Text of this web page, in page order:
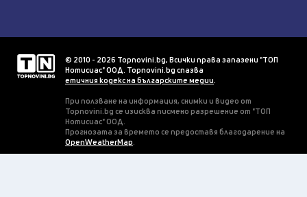
© 2010 - 2026 Topnovini.bg, Всички права запазени "ТОП
Нотисиас" ООД. Topnovini.bg спазва
етичния кодекс на българските медии.
При ползване на информация, снимки и видео от
Topnovini.bg се изисква писмено разрешение от "ТОП
Нотисиас" ООД.
Прогнозата за времето се предоставя благодарение на
OpenWeatherMap.